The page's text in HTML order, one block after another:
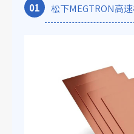
01 松下MEGTRON高